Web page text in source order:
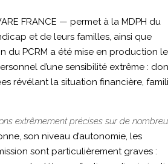
FRANCE — permet à la MDPH du
et de leurs familles, ainsi que
du PCRM a été mise en production
d’une sensibilité extrême :
révélant la situation financière,
extrêmement précises sur de
son niveau d’autonomie, les
sont particulièrement graves :